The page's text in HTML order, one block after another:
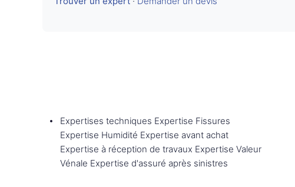
Expertises techniques Expertise Fissures
Expertise Humidité Expertise avant achat
Expertise à réception de travaux Expertise Valeur
Vénale Expertise d'assuré après sinistres